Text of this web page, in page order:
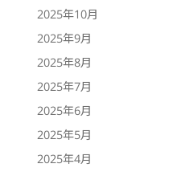
2025年10月
2025年9月
2025年8月
2025年7月
2025年6月
2025年5月
2025年4月